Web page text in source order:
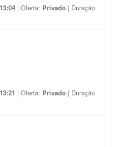
| Oferta: Privado | Duração
| Oferta: Privado | Duração